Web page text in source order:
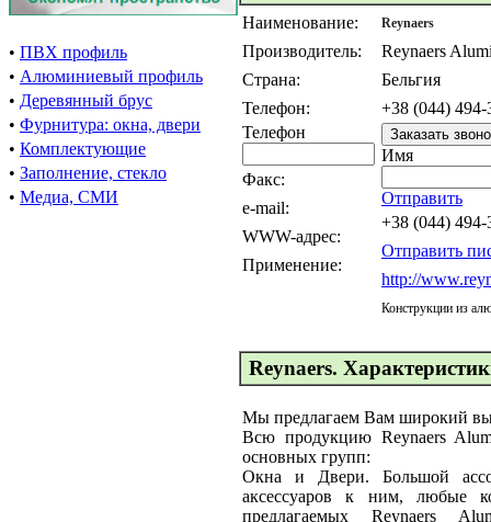
• ПВХ профиль
• Алюминиевый профиль
• Деревянный брус
• Фурнитура: окна, двери
• Комплектующие
• Заполнение, стекло
• Медиа, СМИ
Наименование:
Производитель:
Страна:
Телефон:
Телефон
Факс:
e-mail:
WWW-адрес:
Применение:
Reynaers
Reynaers
Бельгия
+38 (044) 494-
Имя
Отправить
+38 (044) 494-
Отправить
http://
Конструкции из
Reynaers.
Мы предлагаем Вам широкий
Всю продукцию Reynaers
основных групп:
Окна и Двери. Большой
аксессуаров к ним, любые
предлагаемых Reynaers